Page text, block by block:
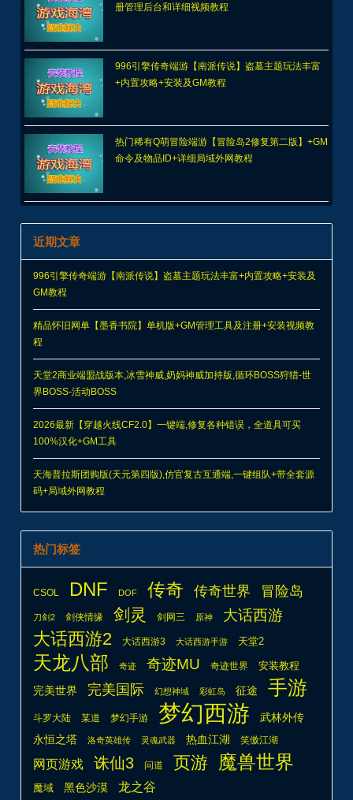
册管理后台和详细视频教程
996引擎传奇端游【南派传说】盗墓主题玩法丰富
+内置攻略+安装及GM教程
热门稀有Q萌冒险端游【冒险岛2修复第二版】+GM
命令及物品ID+详细局域外网教程
近期文章
996引擎传奇端游【南派传说】盗墓主题玩法丰富+内置攻略+安装及
GM教程
精品怀旧网单【墨香书院】单机版+GM管理工具及注册+安装视频教
程
天堂2商业端盟战版本,冰雪神威,奶妈神威加持版,循环BOSS狩猎-世
界BOSS-活动BOSS
2026最新【穿越火线CF2.0】一键端,修复各种错误，全道具可买
100%汉化+GM工具
天海普拉斯团购版(天元第四版),仿官复古互通端,一键组队+带全套源
码+局域外网教程
热门标签
CSOL DNF DOF 传奇 传奇世界 冒险岛
刀剑2 剑侠情缘 剑灵 剑网三 原神 大话西游
大话西游2 大话西游3 大话西游手游 天堂2
天龙八部 奇迹 奇迹MU 奇迹世界 安装教程
完美世界 完美国际 幻想神域 彩虹岛 征途 手游
斗罗大陆 某道 梦幻手游 梦幻西游
武林外传
永恒之塔
洛奇英雄传 灵魂武器 热血江湖 笑傲江湖
网页游戏 诛仙3 问道 页游 魔兽世界
魔域 黑色沙漠 龙之谷